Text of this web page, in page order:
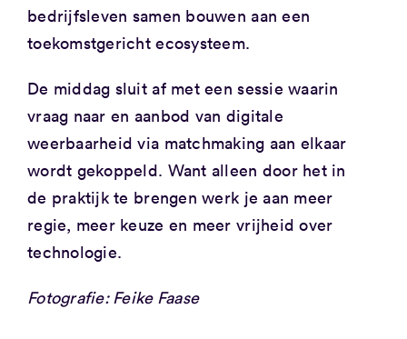
bedrijfsleven samen bouwen aan een
toekomstgericht ecosysteem.
De middag sluit af met een sessie waarin
vraag naar en aanbod van digitale
weerbaarheid via matchmaking aan elkaar
wordt gekoppeld. Want alleen door het in
de praktijk te brengen werk je aan meer
regie, meer keuze en meer vrijheid over
technologie.
Fotografie: Feike Faase